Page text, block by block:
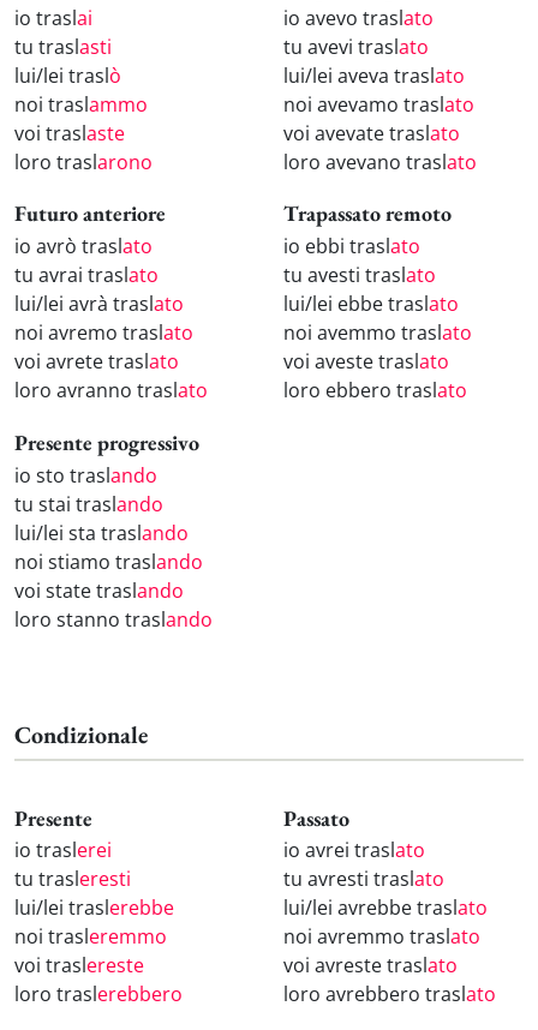
io traslai
tu traslasti
lui/lei traslò
noi traslammo
voi traslaste
loro traslarono
io avevo traslato
tu avevi traslato
lui/lei aveva traslato
noi avevamo traslato
voi avevate traslato
loro avevano traslato
Futuro anteriore
io avrò traslato
tu avrai traslato
lui/lei avrà traslato
noi avremo traslato
voi avrete traslato
loro avranno traslato
Trapassato remoto
io ebbi traslato
tu avesti traslato
lui/lei ebbe traslato
noi avemmo traslato
voi aveste traslato
loro ebbero traslato
Presente progressivo
io sto traslando
tu stai traslando
lui/lei sta traslando
noi stiamo traslando
voi state traslando
loro stanno traslando
Condizionale
Presente
io traslerei
tu trasleresti
lui/lei traslerebbe
noi trasleremmo
voi traslereste
loro traslerebbero
Passato
io avrei traslato
tu avresti traslato
lui/lei avrebbe traslato
noi avremmo traslato
voi avreste traslato
loro avrebbero traslato